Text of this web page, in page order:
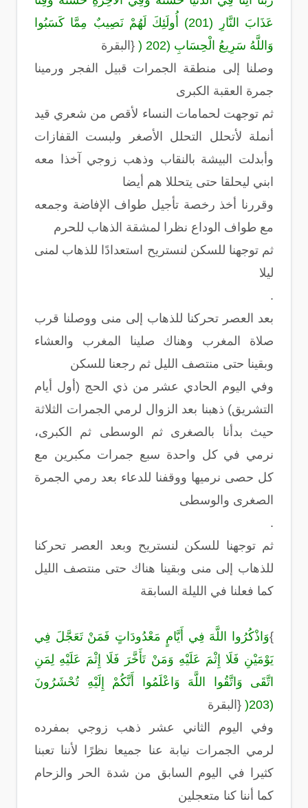
عَذَابَ النَّارِ (201) أُولَئِكَ لَهُمْ نَصِيبٌ مِمَّا كَسَبُوا
وَاللَّهُ سَرِيعُ الْحِسَابِ (202
)
} البقرة
وصلنا إلى منطقة الجمرات قبيل الفجر ورمينا
جمرة العقبة الكبرى
ثم توجهت لحمامات النساء لأقص من شعري قيد
أنملة لأتحلل التحلل الأصغر ولبست القفازات
وأبدلت البيشة بالنقاب وذهب زوجي آخذا معه
ابني ليحلقا حتى يتحللا هم أيضا
وقررنا أخذ رخصة تأجيل طواف الإفاضة وجمعه
مع طواف الوداع نظرا لمشقة الذهاب للحرم
ثم توجهنا للسكن لنستريح استعدادًا للذهاب لمنى
ليلا
.
بعد العصر تحركنا للذهاب إلى منى ووصلنا قرب
صلاة المغرب وهناك صلينا المغرب والعشاء
وبقينا حتى منتصف الليل ثم رجعنا للسكن
وفي اليوم الحادي عشر من ذي الحج (أول أيام
التشريق) ذهبنا بعد الزوال لرمي الجمرات الثلاثة
حيث بدأنا بالصغرى ثم الوسطى ثم الكبرى،
نرمي في كل واحدة سبع جمرات مكبرين مع
كل حصى نرميها ووقفنا للدعاء بعد رمي الجمرة
الصغرى والوسطى
.
ثم توجهنا للسكن لنستريح وبعد العصر تحركنا
للذهاب إلى منى وبقينا هناك حتى منتصف الليل
كما فعلنا في الليلة السابقة
{وَاذْكُرُوا اللَّهَ فِي أَيَّامٍ مَعْدُودَاتٍ فَمَنْ تَعَجَّلَ فِي
يَوْمَيْنِ فَلَا إِثْمَ عَلَيْهِ وَمَنْ تَأَخَّرَ فَلَا إِثْمَ عَلَيْهِ لِمَنِ
اتَّقَى وَاتَّقُوا اللَّهَ وَاعْلَمُوا أَنَّكُمْ إِلَيْهِ تُحْشَرُونَ
(203
)
} البقرة
وفي اليوم الثاني عشر ذهب زوجي بمفرده
لرمي الجمرات نيابة عنا جميعا نظرًا لأننا تعبنا
كثيرا في اليوم السابق من شدة الحر والزحام
كما أننا كنا متعجلين